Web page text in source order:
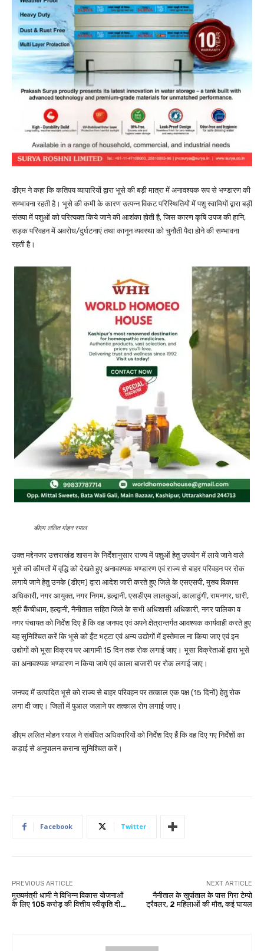
डीएम ने कहा कि कतिपय व्यापारियों द्वारा भूसे की बड़ी मात्रा में अनावश्यक रूप से भण्डारण की
सम्भावना रहती है। भूसे की कमी के कारण उत्पन्न विकट परिस्थितियों में पशु स्वामियों द्वारा बड़ी
संख्या में पशुओं को परित्यक्त किये जाने की आशंका होती है, जिस कारण कृषि उपज की हानि,
सड़क परिवहन में अवरोध/दुर्घटनाएं तथा कानून व्यवस्था को चुनौती पैदा होने की सम्भावना
रहती है।
डीएम ललित मोहन रयाल
उक्त मद्देनजर उत्तराखंड शासन के निर्देशानुसार राज्य में पशुओं हेतु उपयोग में लाये जाने वाले
भूसे की कीमतों में वृद्धि को देखते हुए अनावश्यक भण्डारण एवं राज्य से बाहर परिवहन पर रोक
लगाये जाने हेतु उनके (डीएम) द्वारा आदेश जारी करते हुए जिले के एसएसपी, मुख्य विकास
अधिकारी, नगर आयुक्त, नगर निगम, हल्द्वानी, एसडीएम लालकुआं, कालाढुंगी, रामनगर, धारी,
श्री कैंचीधाम, हल्द्वानी, नैनीताल सहित जिले के सभी अधिशासी अधिकारी, नगर पालिका व
नगर पंचायत को निर्देश दिए हैं कि वह जनपद एवं अपने क्षेत्रान्तर्गत आवश्यक कार्यवाही करते हुए
यह सुनिश्चित करें कि भूसे को ईंट भट्टा एवं अन्य उद्योगों में इस्तेमाल ना किया जाए एवं इन
उद्योगों को भूसा विक्रय पर आगामी 15 दिन तक रोक लगाई जाए। भूसा विक्रेताओं द्वारा भूसे
का अनावश्यक भण्डारण न किया जाये एवं काला बाजारी पर रोक लगाई जाए।
जनपद में उत्पादित भूसे को राज्य से बाहर परिवहन पर तत्काल एक पक्ष (15 दिनों) हेतु रोक
लगा दी जाए। जिलों में पुआल जलाने पर तत्काल रोग लगाई जाए।
डीएम ललित मोहन रयाल ने संबंधित अधिकारियों को निर्देश दिए हैं कि वह दिए गए निर्देशों का
कड़ाई से अनुपालन कराना सुनिश्चित करें।
Facebook Twitter
PREVIOUS ARTICLE
मुख्यमंत्री धामी ने विभिन्न विकास योजनाओं
के लिए ₹105 करोड़ की वित्तीय स्वीकृति दी…
NEXT ARTICLE
नैनीताल के खुर्पाताल के पास गिरा टेम्पो
ट्रैवलर, 2 महिलाओं की मौत, कई घायल